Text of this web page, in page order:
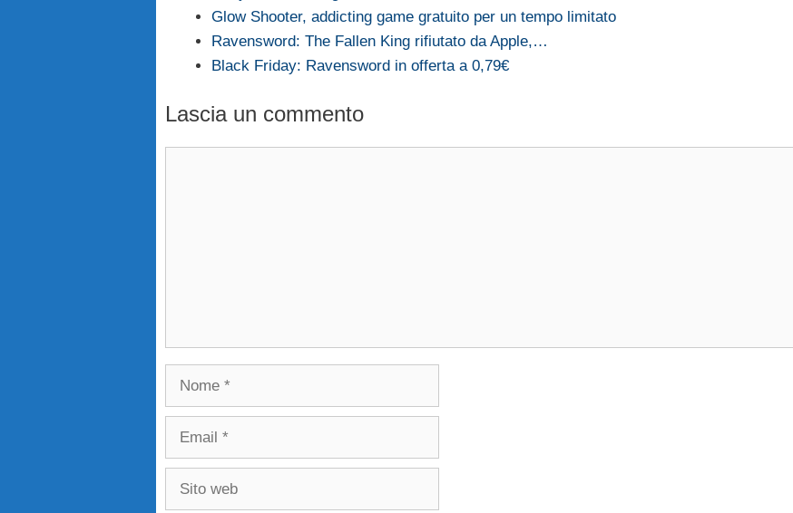
Glow Shooter, addicting game gratuito per un tempo limitato
Ravensword: The Fallen King rifiutato da Apple,…
Black Friday: Ravensword in offerta a 0,79€
Lascia un commento
Nome
Email
Sito